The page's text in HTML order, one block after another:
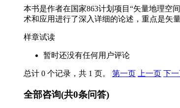
本书是作者在国家863计划项目“矢量地理空
术和应用进行了深入详细的论述，重点是矢
样章试读
暂时还没有任何用户评论
总计 0 个记录，共 1 页。 第一页 上一页 下
全部咨询(共0条问答)